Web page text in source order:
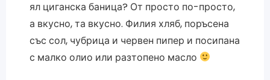
ял циганска баница? От просто по-просто,
а вкусно, та вкусно. Филия хляб, поръсена
със сол, чубрица и червен пипер и посипана
с малко олио или разтопено масло